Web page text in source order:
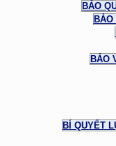
BẢO
BẢO
BẢO
BÍ QUYẾT